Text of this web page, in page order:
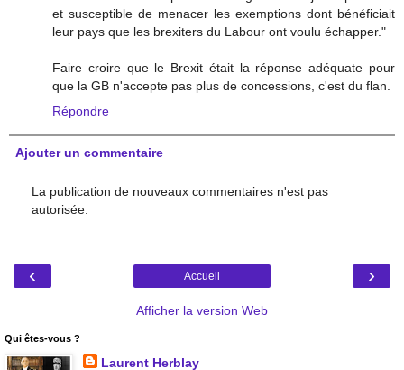
et susceptible de menacer les exemptions dont bénéficiait
leur pays que les brexiters du Labour ont voulu échapper."
Faire croire que le Brexit était la réponse adéquate pour
que la GB n'accepte pas plus de concessions, c'est du flan.
Répondre
Ajouter un commentaire
La publication de nouveaux commentaires n'est pas
autorisée.
‹ ›
Accueil
Afficher la version Web
Qui êtes-vous ?
Laurent Herblay